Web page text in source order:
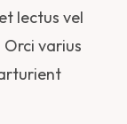
lectus vel
varius